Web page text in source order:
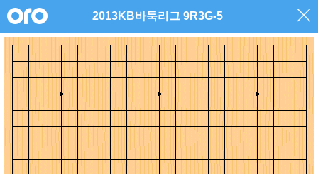
2013KB바둑리그 9R3G-5